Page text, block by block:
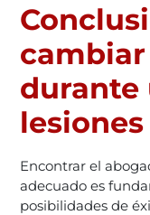
durante
Encontrar el
adecuado es
posibilidades de